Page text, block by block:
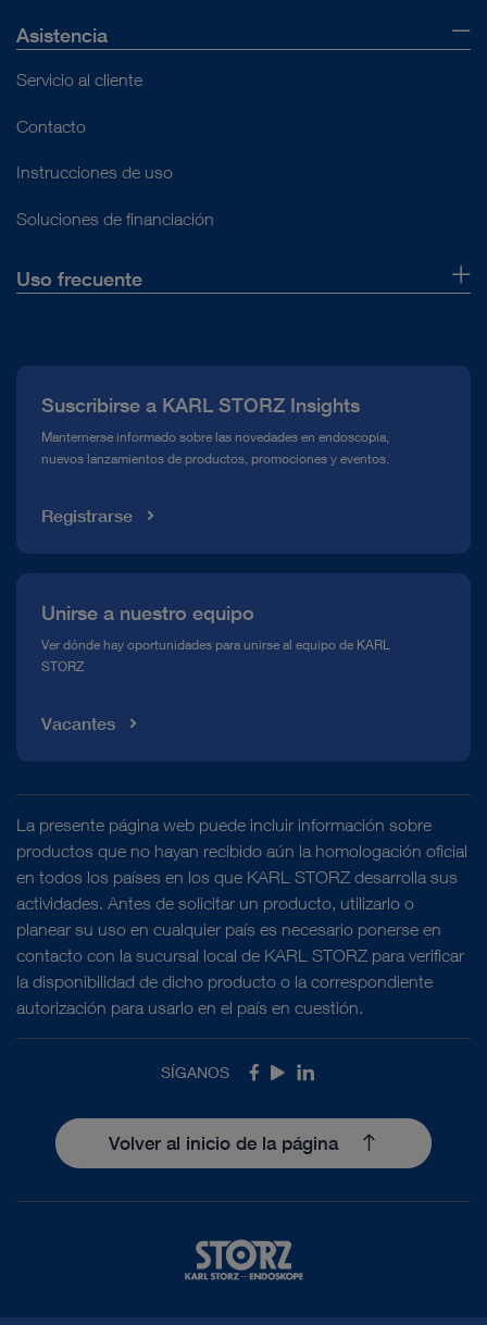
Asistencia
Servicio al cliente
Contacto
Instrucciones de uso
Soluciones de financiación
Uso frecuente
Línea de atención para el Cumplimiento normativo (Hotline)
Mediateca
Suscribirse a KARL STORZ Insights
Manternerse informado sobre las novedades en endoscopia,
nuevos lanzamientos de productos, promociones y eventos.
Registrarse
Unirse a nuestro equipo
Ver dónde hay oportunidades para unirse al equipo de KARL
STORZ
Vacantes
La presente página web puede incluir información sobre
productos que no hayan recibido aún la homologación oficial
en todos los países en los que KARL STORZ desarrolla sus
actividades. Antes de solicitar un producto, utilizarlo o
planear su uso en cualquier país es necesario ponerse en
contacto con la sucursal local de KARL STORZ para verificar
la disponibilidad de dicho producto o la correspondiente
autorización para usarlo en el país en cuestión.
SÍGANOS Facebook
YoutubeLinkedIn
Volver al inicio de la página